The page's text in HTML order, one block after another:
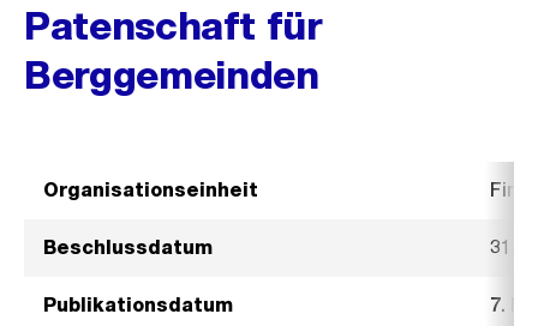
Patenschaft für
Berggemeinden
Organisationseinheit
Beschlussdatum 31.
Publikationsdatum 7.